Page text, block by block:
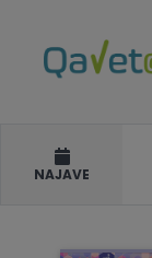
NAJAVE